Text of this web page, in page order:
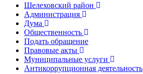
Шелеховский район
Администрация
Дума
Общественность
Подать обращение
Правовые акты
Муниципальные услуги
Антикоррупционная деятельность